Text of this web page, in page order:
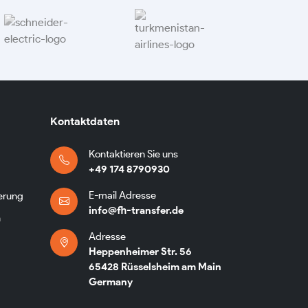
Kontaktdaten
Kontaktieren Sie uns
+49 174 8790930
E-mail Adresse
info@fh-transfer.de
Adresse
Heppenheimer Str. 56
65428 Rüsselsheim am Main
Germany